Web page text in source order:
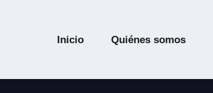
Inicio Quiénes somos